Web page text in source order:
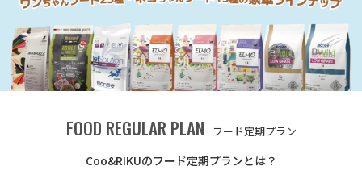
FOOD REGULAR PLAN フード定期プラン
Coo&RIKUのフード定期プランとは？